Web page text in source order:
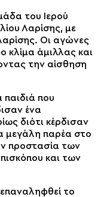
του Ιερού
Λαρίσης, με
Οι αγώνες
κλίμα άμιλλας και
την αίσθηση
παιδιά που
ένα
διότι κέρδισαν
μεγάλη παρέα στο
προστασία των
και των
το